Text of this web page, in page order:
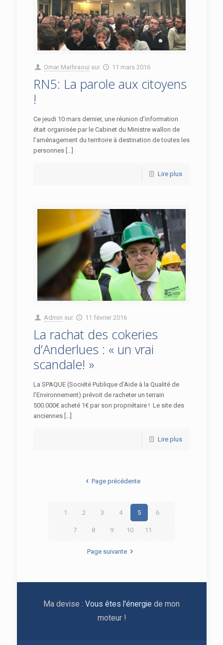
Omar Marhraoui sur 11 mars 2016
RN5: La parole aux citoyens
!
Ce jeudi 10 mars dernier, une réunion d’information
était organisée par le Cabinet du Ministre wallon de
l’aménagement du territoire à destination de toutes les
personnes […]
Lire plus
Admin sur 11 février 2016
La rachat des cokeries
d’Anderlues : « un vrai
scandale! »
La SPAQUE (Société Publique d’Aide à la Qualité de
l’Environnement) prévoit de racheter un terrain
500.000€ acheté 1€ par son propriétaire ! Le site des
anciennes […]
Lire plus
Page précédente
1 2 3 4 5 6
7 8 9 10 11
Page suivante
Ma devise : Vous êtes l'énergie de mon
moteur !